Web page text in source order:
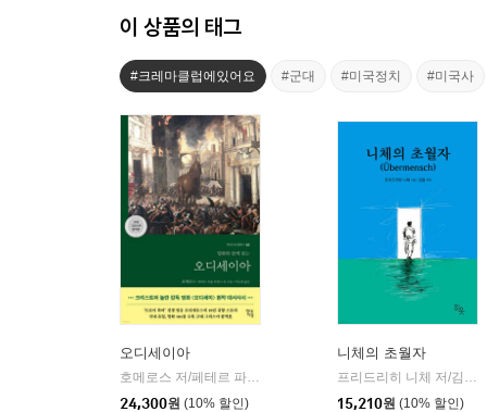
이 상품의 태그
#크레마클럽에있어요 #군대 #미국정치 #미국사
오디세이아
호메로스 저/페테르 파울 루벤스 그림/박문재 역 |
현대지성
24,300원 (10% 할인)
니체의 초월자
프리드리히 니체 저/김철 편역
15,210원 (10% 할인)